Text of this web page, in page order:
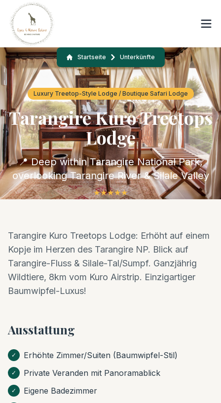
Startseite Unterkünfte
Luxury Treetop-Style Lodge / Boutique Safari Lodge
Tarangire Kuro Treetops
Lodge
📍 Deep within Tarangire National Park,
overlooking Tarangire River & Silale Valley
★★★★★
Tarangire Kuro Treetops Lodge: Erhöht auf einem
Kopje im Herzen des Tarangire NP. Blick auf
Tarangire-Fluss & Silale-Tal/Sumpf. Ganzjährig
Wildtiere, 8km vom Kuro Airstrip. Einzigartiger
Baumwipfel-Luxus!
Ausstattung
✓ Erhöhte Zimmer/Suiten (Baumwipfel-Stil)
✓ Private Veranden mit Panoramablick
✓ Eigene Badezimmer